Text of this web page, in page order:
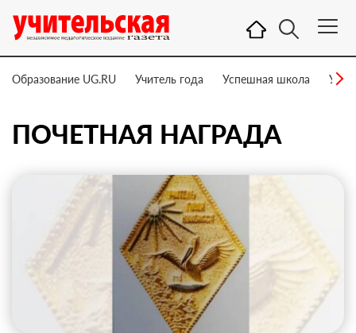
Образование UG.RU Учитель года Успешная школа
ПОЧЕТНАЯ НАГРАДА